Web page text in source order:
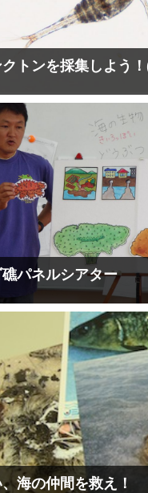
トンを採集しよう
パネルシアター
海の仲間を救え！